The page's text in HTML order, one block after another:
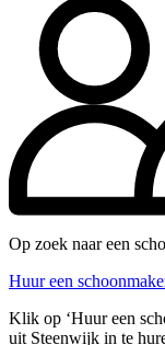
Op zoek naar een
Huur een
Klik op ‘Huur een
uit Steenwijk in te